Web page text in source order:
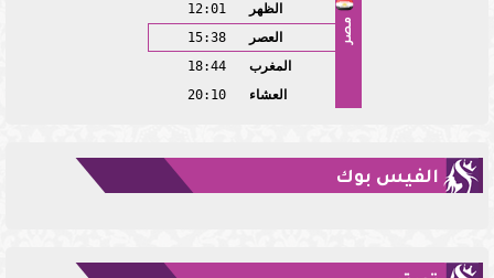
مصر
الظهر
12:01
العصر
15:38
المغرب
18:44
العشاء
20:10
الفيس بوك